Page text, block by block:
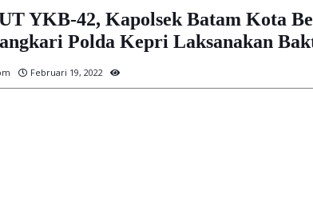
YKB-42, Kapolsek Batam Kota
Polda Kepri Laksanakan
Februari 19, 2022